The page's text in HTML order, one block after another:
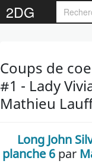
2DG
Coups de
#1 - Lady
Mathieu
Long John
planche 6par